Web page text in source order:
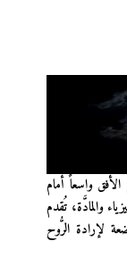
واسعاً أمام
والمادَّة، تُقدم
لإرادة الرُّوح